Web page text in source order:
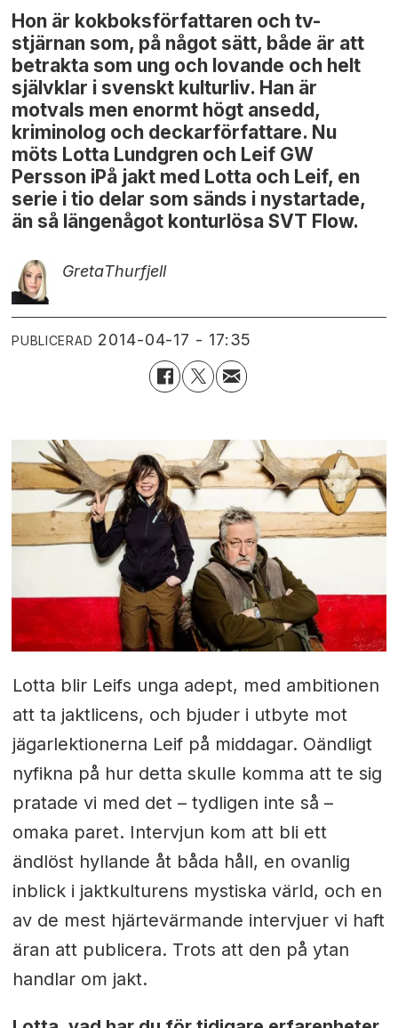
Hon är kokboksförfattaren och tv-
stjärnan som, på något sätt, både är att
betrakta som ung och lovande och helt
självklar i svenskt kulturliv. Han är
motvals men enormt högt ansedd,
kriminolog och deckarförfattare. Nu
möts Lotta Lundgren och Leif GW
Persson iPå jakt med Lotta och Leif, en
serie i tio delar som sänds i nystartade,
än så längenågot konturlösa SVT Flow.
GretaThurfjell
PUBLICERAD 2014-04-17 - 17:35
Lotta blir Leifs unga adept, med ambitionen
att ta jaktlicens, och bjuder i utbyte mot
jägarlektionerna Leif på middagar. Oändligt
nyfikna på hur detta skulle komma att te sig
pratade vi med det – tydligen inte så –
omaka paret. Intervjun kom att bli ett
ändlöst hyllande åt båda håll, en ovanlig
inblick i jaktkulturens mystiska värld, och en
av de mest hjärtevärmande intervjuer vi haft
äran att publicera. Trots att den på ytan
handlar om jakt.